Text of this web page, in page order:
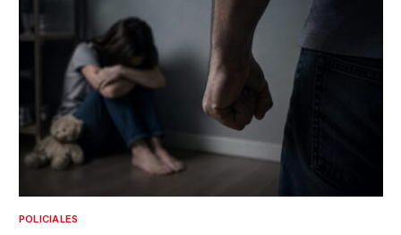
POLICIALES